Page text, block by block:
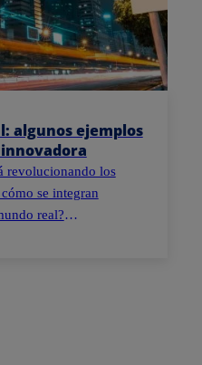
algunos ejemplos
revolucionando los
se integran
real?